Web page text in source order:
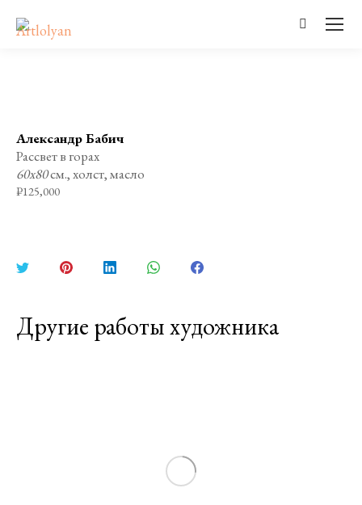
Поиск:
Александр Бабич
Рассвет в горах
60х80см., холст, масло
₽125,000
Поделиться
Twitter
Поделиться
Pinterest
Поделиться
LinkedIn
ПоделитьсяПоделиться
Другие работы художника